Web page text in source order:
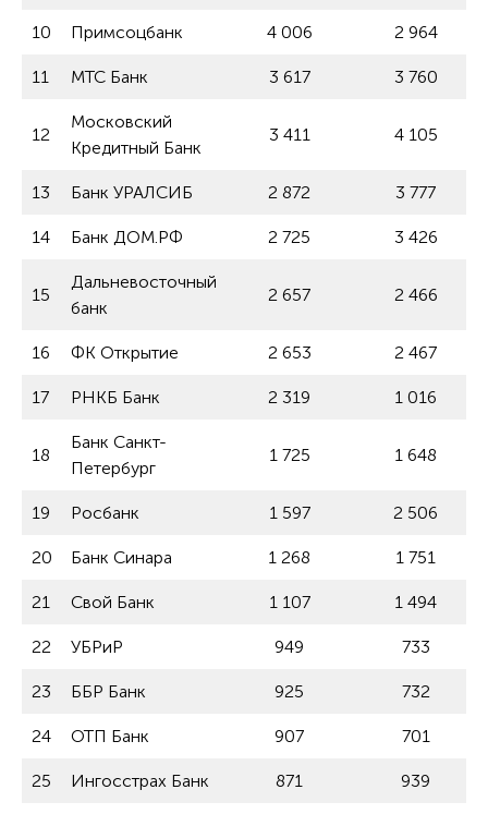
10 Примсоцбанк 4 006 2 964
11 МТС Банк 3 617 3 760
12
Московский
Кредитный Банк
3 411 4 105
13 Банк УРАЛСИБ 2 872 3 777
14 Банк ДОМ.РФ 2 725 3 426
15
Дальневосточный
банк
2 657 2 466
16 ФК Открытие 2 653 2 467
17 РНКБ Банк 2 319 1 016
18
Банк Санкт-
Петербург
1 725 1 648
19 Росбанк 1 597 2 506
20 Банк Синара 1 268 1 751
21 Свой Банк 1 107 1 494
22 УБРиР 949 733
23 ББР Банк 925 732
24 ОТП Банк 907 701
25 Ингосстрах Банк 871 939